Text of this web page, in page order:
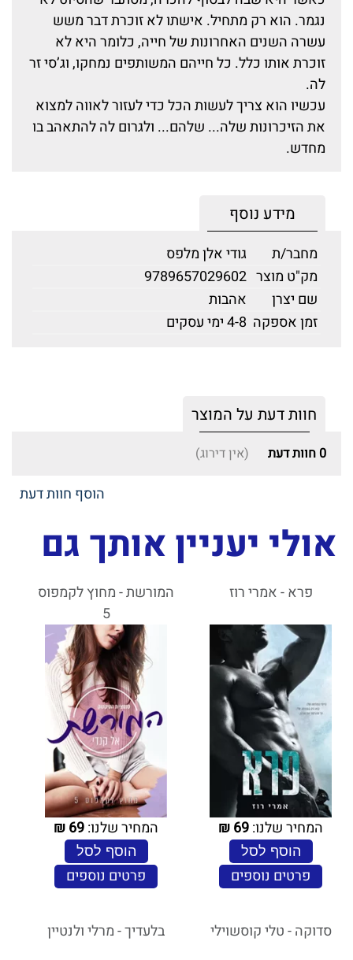
נגמר. הוא רק מתחיל. אישתו לא זוכרת דבר משש
עשרה השנים האחרונות של חייה, כלומר היא לא
זוכרת אותו כלל. כל חייהם המשותפים נמחקו, וג’סי זר
לה.
עכשיו הוא צריך לעשות הכל כדי לעזור לאווה למצוא
את הזיכרונות שלה... שלהם... ולגרום לה להתאהב בו
מחדש.
מידע נוסף
מחבר/ת
גודי אלן מלפס
מק"ט מוצר 9789657029602
שם יצרן
אהבות
זמן אספקה 4-8 ימי עסקים
חוות דעת על המוצר
0 חוות דעת (אין דירוג)
הוסף חוות דעת
אולי יעניין אותך גם
פרא - אמרי רוז
המחיר שלנו:69
₪
הוסף לסל
פרטים נוספים
המורשת - מחוץ לקמפוס
5
המחיר שלנו:69
₪
הוסף לסל
פרטים נוספים
סדוקה - טלי קוסשוילי בלעדיך - מרלי ולנטיין